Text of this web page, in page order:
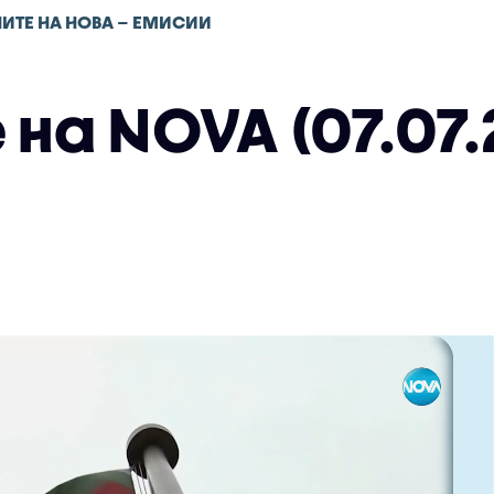
НА НОВА – ЕМИСИИ
NOVA